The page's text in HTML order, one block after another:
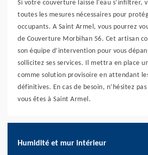
Si votre couverture laisse l’eau s’infiltrer,
toutes les mesures nécessaires pour
occupants. A Saint Armel, vous pourrez
de Couverture Morbihan 56. Cet artisan
son équipe d’intervention pour vous
sollicitez ses services. Il mettra en place
comme solution provisoire en attendant
définitives. En cas de besoin, n’hésitez
vous êtes à Saint Armel.
Humidité et mur intérieur